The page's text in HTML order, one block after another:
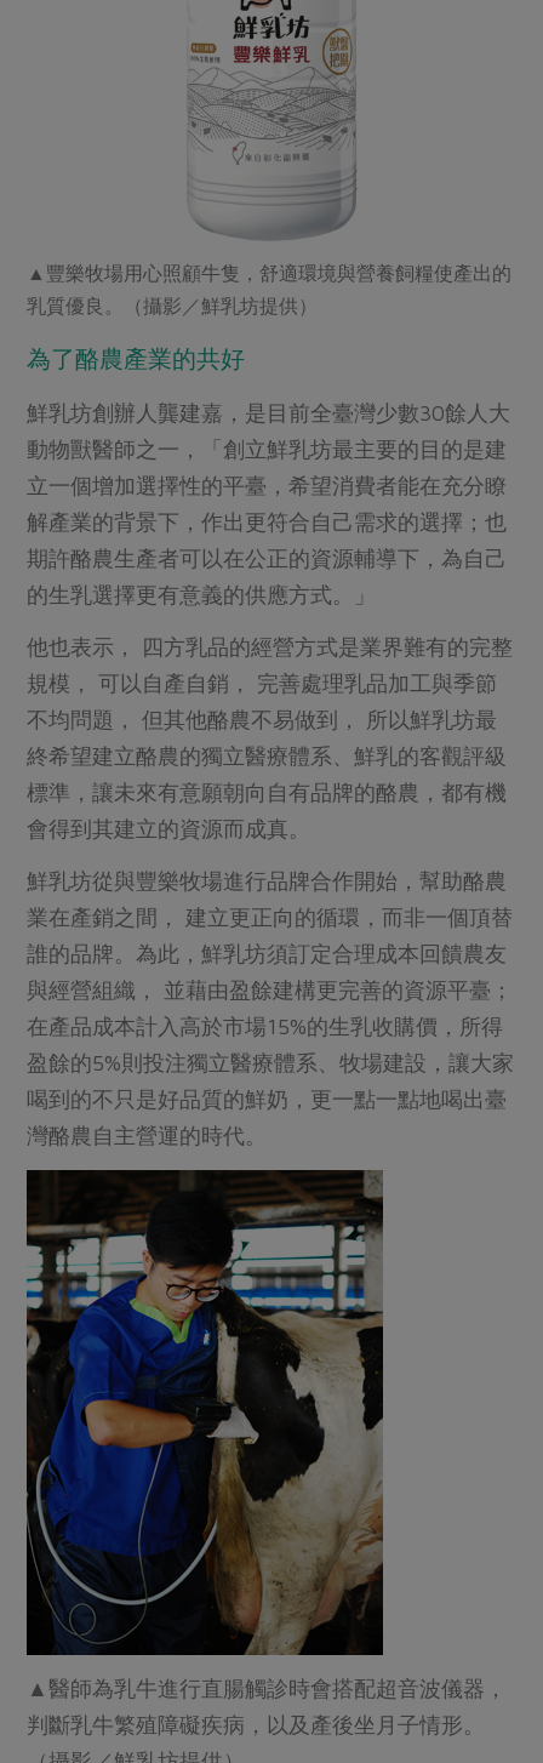
▲豐樂牧場用心照顧牛隻，舒適環境與營養飼糧使產出的
乳質優良。（攝影／鮮乳坊提供）
為了酪農產業的共好
鮮乳坊創辦人龔建嘉，是目前全臺灣少數30餘人大
動物獸醫師之一，「創立鮮乳坊最主要的目的是建
立一個增加選擇性的平臺，希望消費者能在充分瞭
解產業的背景下，作出更符合自己需求的選擇；也
期許酪農生產者可以在公正的資源輔導下，為自己
的生乳選擇更有意義的供應方式。」
他也表示， 四方乳品的經營方式是業界難有的完整
規模， 可以自產自銷， 完善處理乳品加工與季節
不均問題， 但其他酪農不易做到， 所以鮮乳坊最
終希望建立酪農的獨立醫療體系、鮮乳的客觀評級
標準，讓未來有意願朝向自有品牌的酪農，都有機
會得到其建立的資源而成真。
鮮乳坊從與豐樂牧場進行品牌合作開始，幫助酪農
業在產銷之間， 建立更正向的循環，而非一個頂替
誰的品牌。為此，鮮乳坊須訂定合理成本回饋農友
與經營組織， 並藉由盈餘建構更完善的資源平臺；
在產品成本計入高於市場15%的生乳收購價，所得
盈餘的5%則投注獨立醫療體系、牧場建設，讓大家
喝到的不只是好品質的鮮奶，更一點一點地喝出臺
灣酪農自主營運的時代。
▲醫師為乳牛進行直腸觸診時會搭配超音波儀器，
判斷乳牛繁殖障礙疾病，以及產後坐月子情形。